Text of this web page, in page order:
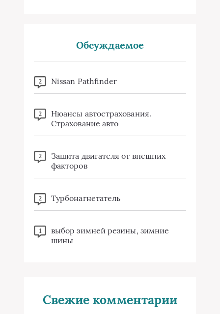
Обсуждаемое
2 Nissan Pathfinder
2
Нюансы автострахования.
Страхование авто
2
Защита двигателя от внешних
факторов
2 Турбонагнетатель
1
выбор зимней резины, зимние
шины
Свежие комментарии